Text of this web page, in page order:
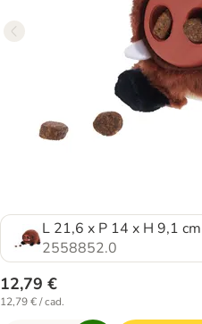
L 21,6 x P 14 x H 9,1 cm
2558852.0
12,79 €
12,79 € / cad.